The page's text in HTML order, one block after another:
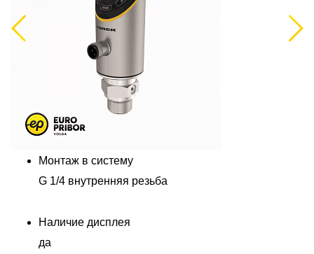
Previous
Монтаж в систему
G 1/4 внутренняя резьба
Наличие дисплея
да
Next